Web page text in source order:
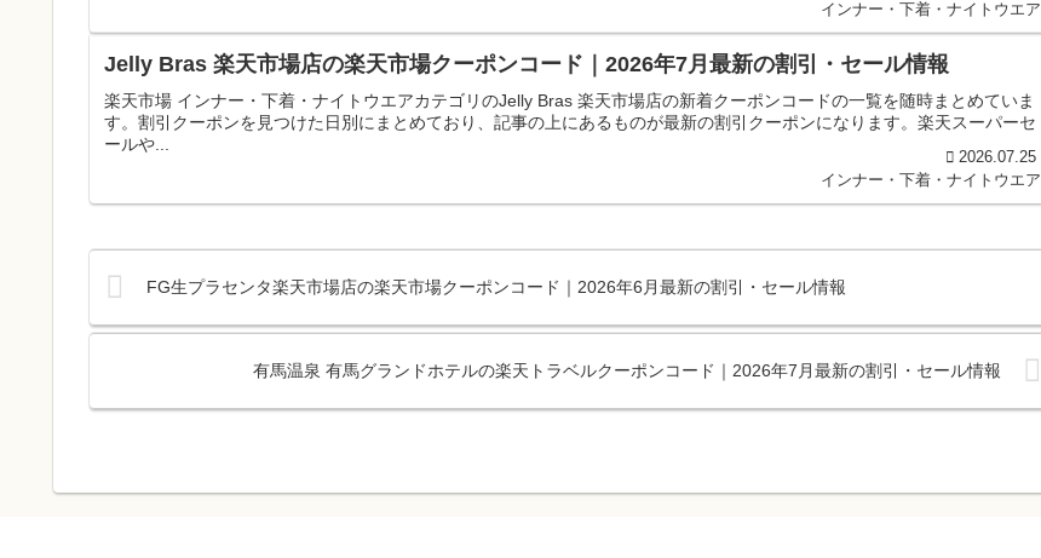
インナー・下着・ナイトウエア
Jelly Bras 楽天市場店の楽天市場クーポンコード｜2026年7月最新の割引・セール情報
楽天市場 インナー・下着・ナイトウエアカテゴリのJelly Bras 楽天市場店の新着クーポンコードの一覧を随時まとめていま
す。割引クーポンを見つけた日別にまとめており、記事の上にあるものが最新の割引クーポンになります。楽天スーパーセ
ールや...
2026.07.25
インナー・下着・ナイトウエア
FG生プラセンタ楽天市場店の楽天市場クーポンコード｜2026年6月最新の割引・セール情報
有馬温泉 有馬グランドホテルの楽天トラベルクーポンコード｜2026年7月最新の割引・セール情報